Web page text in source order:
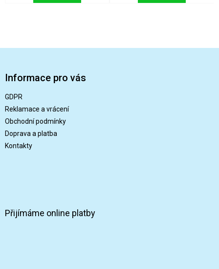
Informace pro vás
GDPR
Reklamace a vrácení
Obchodní podmínky
Doprava a platba
Kontakty
Přijímáme online platby